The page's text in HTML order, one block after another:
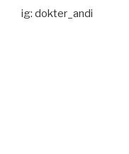
ig: dokter_andi